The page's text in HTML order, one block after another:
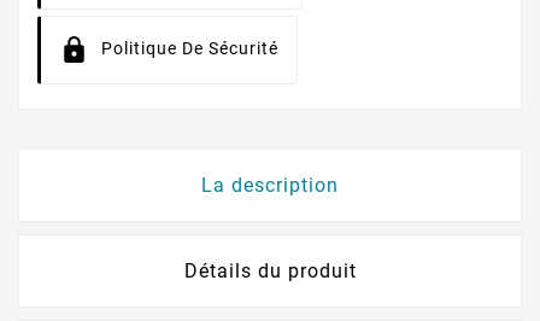
Politique De Sécurité
La description
Détails du produit